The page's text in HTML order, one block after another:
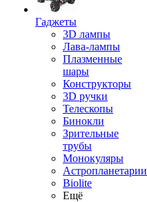
Гаджеты
3D лампы
Лава-лампы
Плазменные
шары
Конструкторы
3D ручки
Телескопы
Бинокли
Зрительные
трубы
Монокуляры
Астропланетарии
Biolite
Ещё